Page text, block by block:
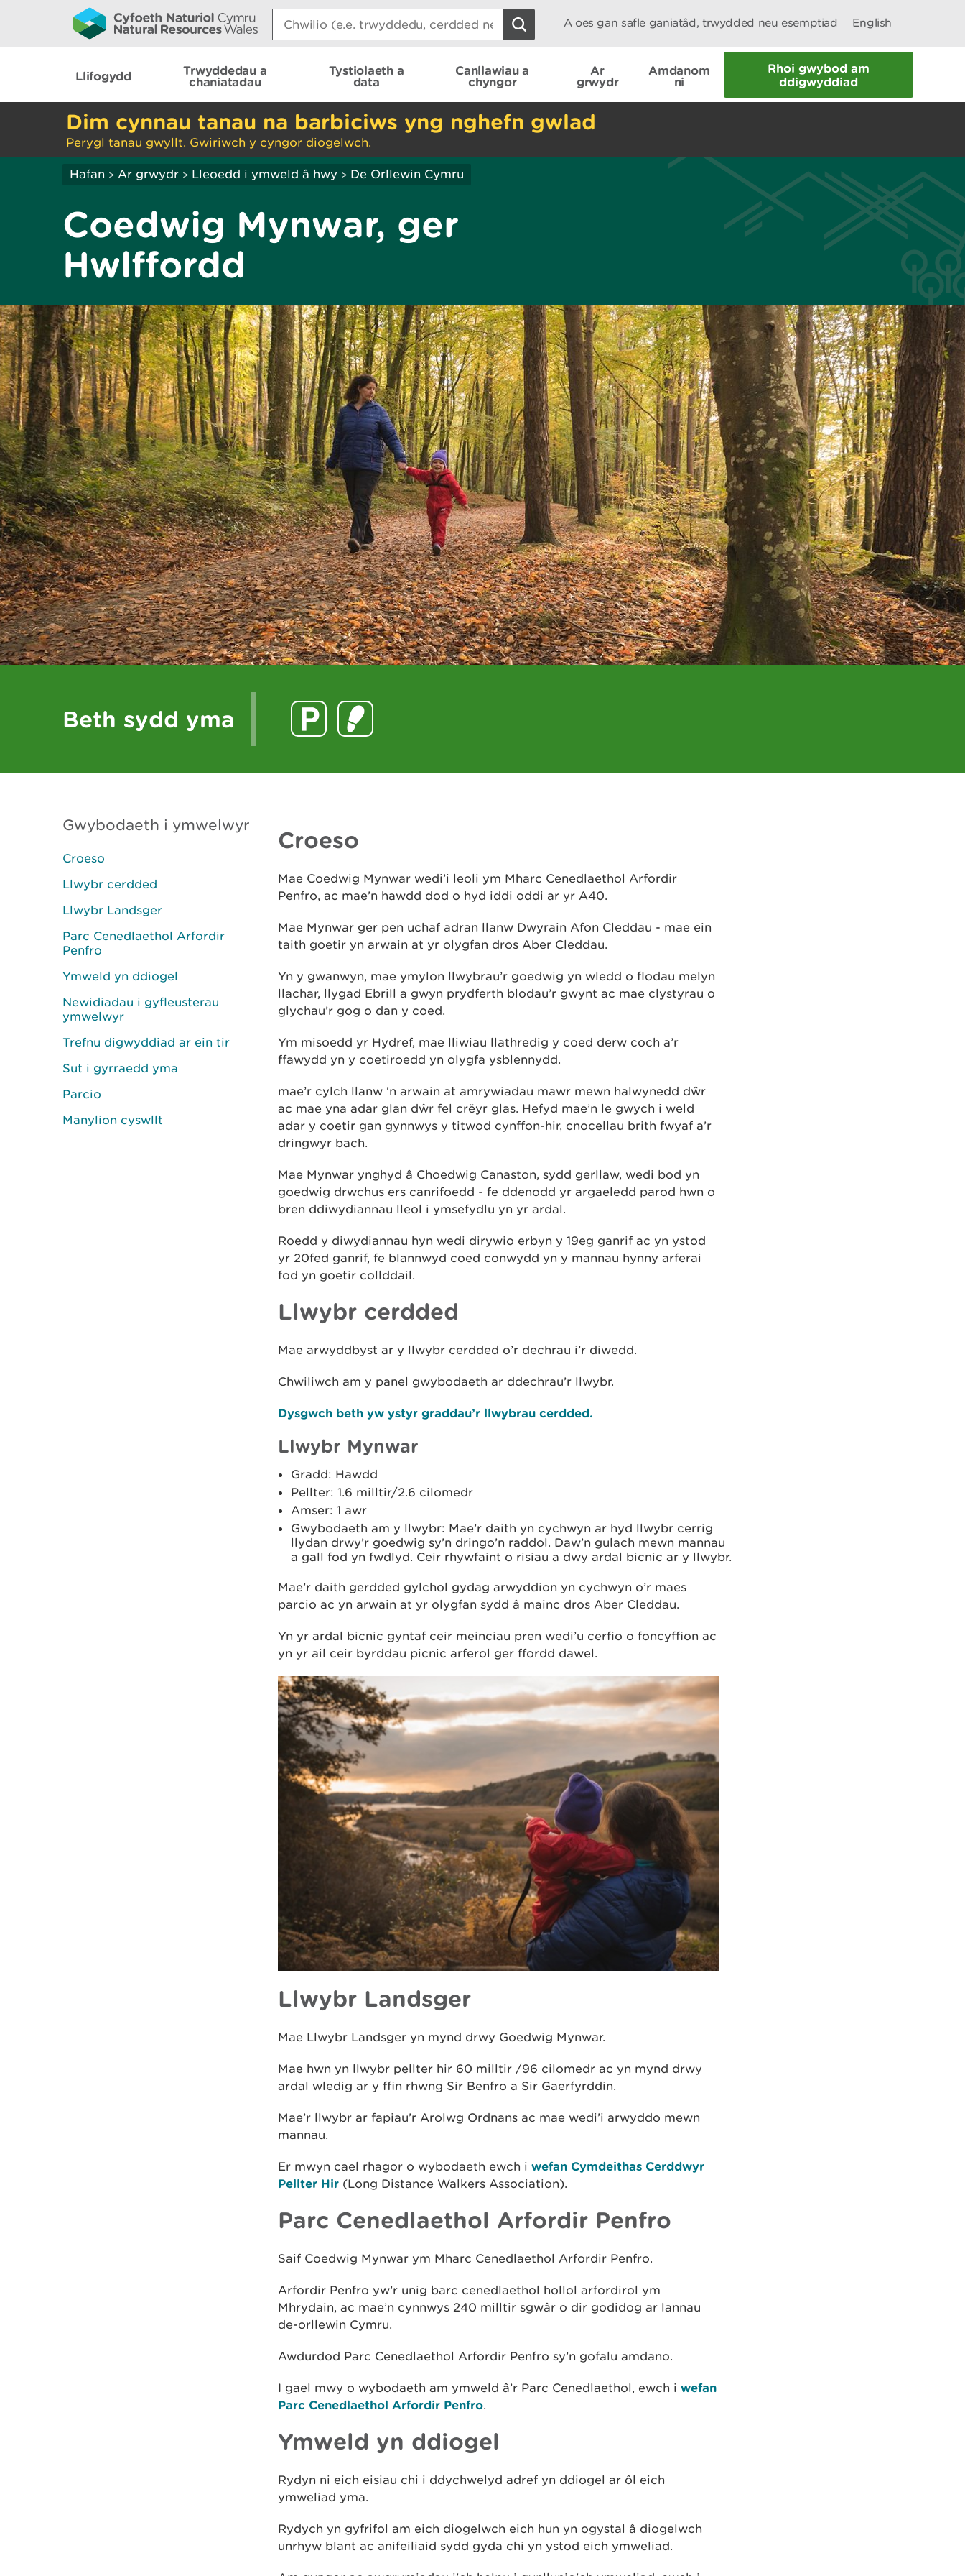
Search:
A oes gan safle ganiatâd, trwydded neu esemptiad English
Llifogydd
Trwyddedau a
chaniatadau
Tystiolaeth a
data
Canllawiau a
chyngor
Ar
grwydr
Amdanom
ni
Rhoi gwybod am
ddigwyddiad
Dim cynnau tanau na barbiciws yng nghefn gwlad
Perygl tanau gwyllt. Gwiriwch y cyngor diogelwch.
Hafan > Ar grwydr > Lleoedd i ymweld â hwy > De Orllewin Cymru
Coedwig Mynwar, ger
Hwlffordd
Beth sydd yma
Gwybodaeth i ymwelwyr
Croeso
Llwybr cerdded
Llwybr Landsger
Parc Cenedlaethol Arfordir
Penfro
Ymweld yn ddiogel
Newidiadau i gyfleusterau
ymwelwyr
Trefnu digwyddiad ar ein tir
Sut i gyrraedd yma
Parcio
Manylion cyswllt
Croeso
Mae Coedwig Mynwar wedi’i leoli ym Mharc Cenedlaethol Arfordir
Penfro, ac mae’n hawdd dod o hyd iddi oddi ar yr A40.
Mae Mynwar ger pen uchaf adran llanw Dwyrain Afon Cleddau - mae ein
taith goetir yn arwain at yr olygfan dros Aber Cleddau.
Yn y gwanwyn, mae ymylon llwybrau’r goedwig yn wledd o flodau melyn
llachar, llygad Ebrill a gwyn prydferth blodau’r gwynt ac mae clystyrau o
glychau’r gog o dan y coed.
Ym misoedd yr Hydref, mae lliwiau llathredig y coed derw coch a’r
ffawydd yn y coetiroedd yn olygfa ysblennydd.
mae’r cylch llanw ‘n arwain at amrywiadau mawr mewn halwynedd dŵr
ac mae yna adar glan dŵr fel crëyr glas. Hefyd mae’n le gwych i weld
adar y coetir gan gynnwys y titwod cynffon-hir, cnocellau brith fwyaf a’r
dringwyr bach.
Mae Mynwar ynghyd â Choedwig Canaston, sydd gerllaw, wedi bod yn
goedwig drwchus ers canrifoedd - fe ddenodd yr argaeledd parod hwn o
bren ddiwydiannau lleol i ymsefydlu yn yr ardal.
Roedd y diwydiannau hyn wedi dirywio erbyn y 19eg ganrif ac yn ystod
yr 20fed ganrif, fe blannwyd coed conwydd yn y mannau hynny arferai
fod yn goetir collddail.
Llwybr cerdded
Mae arwyddbyst ar y llwybr cerdded o’r dechrau i’r diwedd.
Chwiliwch am y panel gwybodaeth ar ddechrau’r llwybr.
Dysgwch beth yw ystyr graddau’r llwybrau cerdded.
Llwybr Mynwar
Gradd: Hawdd
Pellter: 1.6 milltir/2.6 cilomedr
Amser: 1 awr
Gwybodaeth am y llwybr: Mae’r daith yn cychwyn ar hyd llwybr cerrig
llydan drwy’r goedwig sy’n dringo’n raddol. Daw’n gulach mewn mannau
a gall fod yn fwdlyd. Ceir rhywfaint o risiau a dwy ardal bicnic ar y llwybr.
Mae’r daith gerdded gylchol gydag arwyddion yn cychwyn o’r maes
parcio ac yn arwain at yr olygfan sydd â mainc dros Aber Cleddau.
Yn yr ardal bicnic gyntaf ceir meinciau pren wedi’u cerfio o foncyffion ac
yn yr ail ceir byrddau picnic arferol ger ffordd dawel.
Llwybr Landsger
Mae Llwybr Landsger yn mynd drwy Goedwig Mynwar.
Mae hwn yn llwybr pellter hir 60 milltir /96 cilomedr ac yn mynd drwy
ardal wledig ar y ffin rhwng Sir Benfro a Sir Gaerfyrddin.
Mae’r llwybr ar fapiau’r Arolwg Ordnans ac mae wedi’i arwyddo mewn
mannau.
Er mwyn cael rhagor o wybodaeth ewch i wefan Cymdeithas Cerddwyr
Pellter Hir (Long Distance Walkers Association).
Parc Cenedlaethol Arfordir Penfro
Saif Coedwig Mynwar ym Mharc Cenedlaethol Arfordir Penfro.
Arfordir Penfro yw’r unig barc cenedlaethol hollol arfordirol ym
Mhrydain, ac mae’n cynnwys 240 milltir sgwâr o dir godidog ar lannau
de-orllewin Cymru.
Awdurdod Parc Cenedlaethol Arfordir Penfro sy’n gofalu amdano.
I gael mwy o wybodaeth am ymweld â’r Parc Cenedlaethol, ewch i wefan
Parc Cenedlaethol Arfordir Penfro.
Ymweld yn ddiogel
Rydyn ni eich eisiau chi i ddychwelyd adref yn ddiogel ar ôl eich
ymweliad yma.
Rydych yn gyfrifol am eich diogelwch eich hun yn ogystal â diogelwch
unrhyw blant ac anifeiliaid sydd gyda chi yn ystod eich ymweliad.